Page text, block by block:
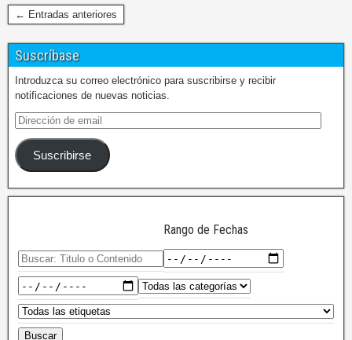
← Entradas anteriores
Suscríbase
Introduzca su correo electrónico para suscribirse y recibir
notificaciones de nuevas noticias.
Suscribirse
Rango de Fechas